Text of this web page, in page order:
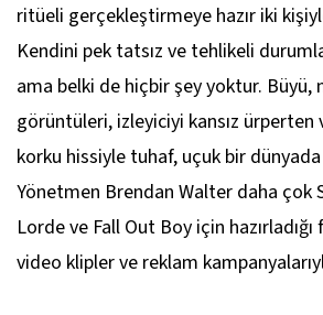
ritüeli gerçekleştirmeye hazır iki
Kendini pek tatsız ve tehlikeli
ama belki de hiçbir şey yoktur. Büyü,
görüntüleri, izleyiciyi kansız ürperten
korku hissiyle tuhaf, uçuk bir
Yönetmen Brendan Walter daha çok
Lorde ve Fall Out Boy için
video klipler ve reklam